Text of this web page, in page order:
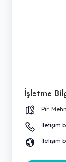
İşletme
Piri
İletişim
İletişim